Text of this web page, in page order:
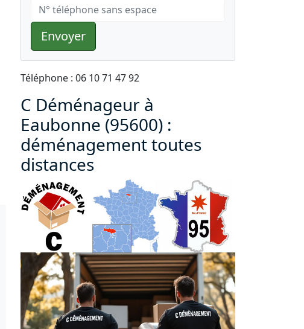
Envoyer
Téléphone : 06 10 71 47 92
C Déménageur à
Eaubonne (95600) :
déménagement toutes
distances